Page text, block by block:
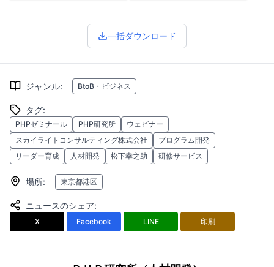
一括ダウンロード
ジャンル: BtoB・ビジネス
タグ:
PHPゼミナール PHP研究所
ウェビナー
スカイライトコンサルティング株式会社
プログラム開発
リーダー育成
人材開発 松下幸之助 研修サービス
場所: 東京都港区
ニュースのシェア:
X Facebook LINE 印刷